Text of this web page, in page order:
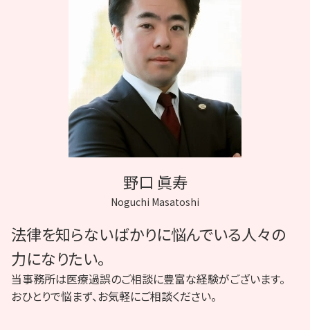
医療過誤 因果関係
医療過誤 訴訟
C型肝炎 訴訟
医療事故 調査
野口 眞寿
Noguchi Masatoshi
法律を知らないばかりに悩んでいる人々の
力になりたい。
当事務所は医療過誤のご相談に豊富な経験がございます。
おひとりで悩まず、お気軽にご相談ください。